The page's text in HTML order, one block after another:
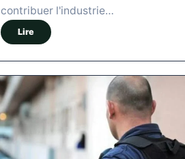
contribuer l'industrie…
Lire